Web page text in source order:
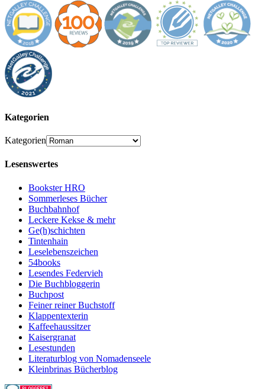
Kategorien
Kategorien
Lesenswertes
Bookster HRO
Sommerleses Bücher
Buchbahnhof
Leckere Kekse & mehr
Ge(h)schichten
Tintenhain
Leselebenszeichen
54books
Lesendes Federvieh
Die Buchbloggerin
Buchpost
Feiner reiner Buchstoff
Klappentexterin
Kaffeehaussitzer
Kaisergranat
Lesestunden
Literaturblog von Nomadenseele
Kleinbrinas Bücherblog